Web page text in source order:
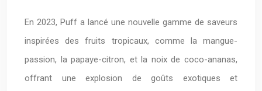
En 2023, Puff a lancé une nouvelle gamme de saveurs
inspirées des fruits tropicaux, comme la mangue-
passion, la papaye-citron, et la noix de coco-ananas,
offrant une explosion de goûts exotiques et